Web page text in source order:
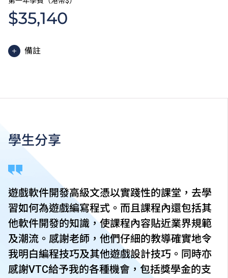
$35,140
備註
除學費外，學生須繳交其他費用如保證金及學生會年
為增強對學生的學習支援，學院或會要求部分學生修讀
銜接單元／增潤課程；或需參加額外培訓／實習／公開
考試，並繳付所需費用。
學費水平會每年檢討。課程第二年學費水平會因應通脹
及有關因素作調整。
以上資料只適用於本地學生。
學生分享
遊戲軟件開發高級文憑以實踐性的課堂，去學
習如何為遊戲編寫程式。而且課程內還包括其
他軟件開發的知識，使課程內容貼近業界規範
及潮流。感謝老師，他們仔細的教導確實地令
我明白編程技巧及其他遊戲設計技巧。同時亦
感謝VTC給予我的各種機會，包括獎學金的支